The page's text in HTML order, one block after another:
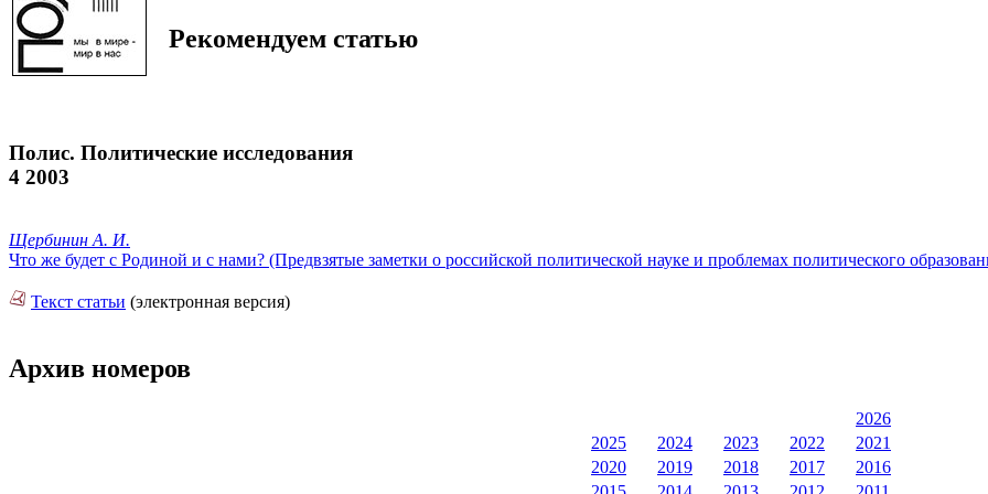
Рекомендуем статью
Полис. Политические исследования
4 2003
Щербинин А. И.
Что же будет с Родиной и с нами? (Предвзятые заметки о российской политической науке и проблемах политического
Текст статьи (электронная версия)
Архив номеров
2026
2025
2024 2023 2022
2021
2020
2019 2018 2017
2016